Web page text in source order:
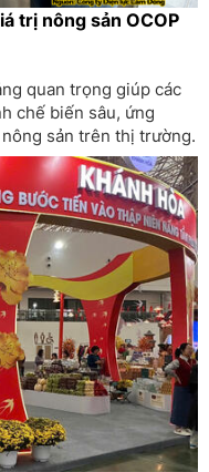
trị nông sản OCOP
quan trọng giúp các
chế biến sâu, ứng
sản trên thị trường.